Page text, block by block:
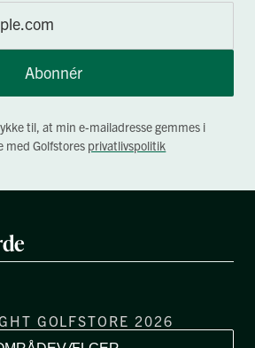
Abonnér
til, at min e-mailadresse gemmes i
med Golfstores privatlivspolitik
GOLFSTORE 2026